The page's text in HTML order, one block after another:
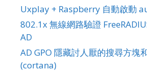
Uxplay + Raspberry 自動啟動
802.1x 無線網路驗證
AD
AD GPO 隱藏討人厭的搜尋方塊
(cortana)